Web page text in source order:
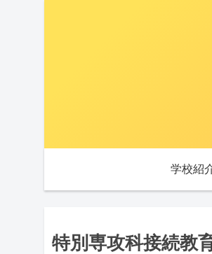
学校紹
特別専攻科接続教